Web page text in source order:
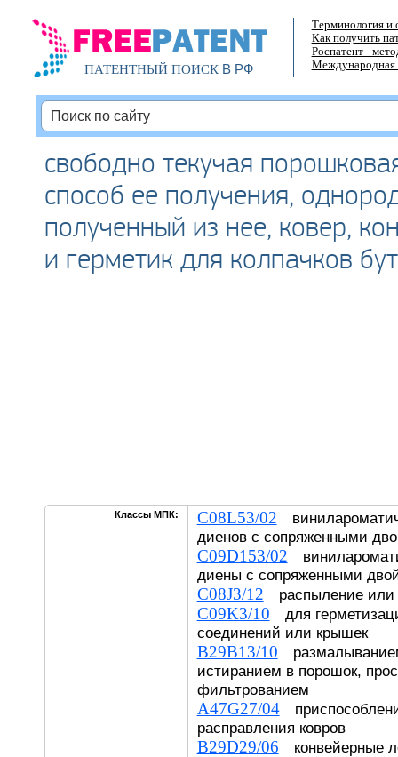
ПАТЕНТНЫЙ ПОИСКВ РФ
Терминология и
Как получить
Роспатент -
Международная
свободно текучая
способ ее получения,
полученный из нее, ковер,
и герметик для колпачков
Классы МПК: C08L53/02
диенов с сопряженными
C09D153/02
диены с сопряженными
C08J3/12 распыление или
C09K3/10 для
соединений или крышек
B29B13/10
истиранием в порошок,
фильтрованием
A47G27/04
расправления ковров
B29D29/06 конвейерные